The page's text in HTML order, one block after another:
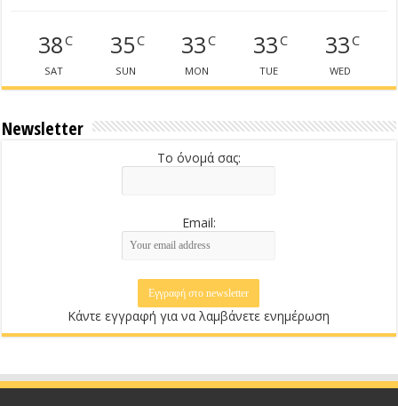
38C
SAT
35C
SUN
33C
MON
33C
TUE
33C
WED
Newsletter
Το όνομά σας:
Email:
Κάντε εγγραφή για να λαμβάνετε ενημέρωση